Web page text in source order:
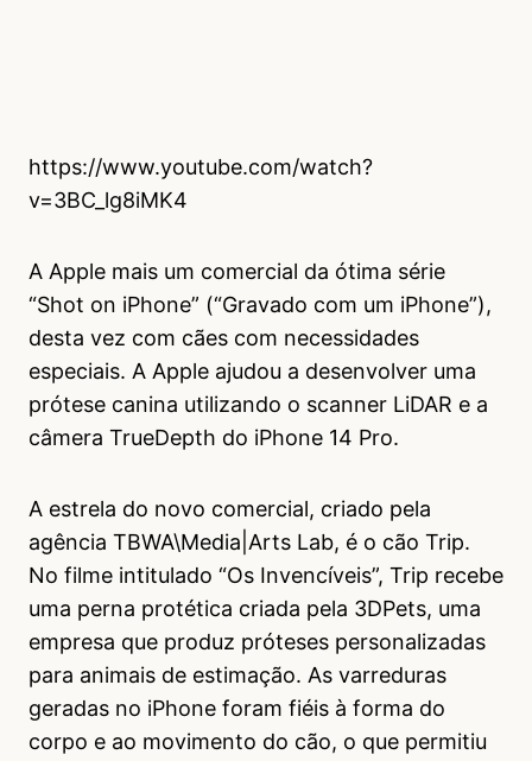
https://www.youtube.com/watch?
v=3BC_lg8iMK4
A Apple mais um comercial da ótima série
“Shot on iPhone” (“Gravado com um iPhone”),
desta vez com cães com necessidades
especiais. A Apple ajudou a desenvolver uma
prótese canina utilizando o scanner LiDAR e a
câmera TrueDepth do iPhone 14 Pro.
A estrela do novo comercial, criado pela
agência TBWA\Media|Arts Lab, é o cão Trip.
No filme intitulado “Os Invencíveis”, Trip recebe
uma perna protética criada pela 3DPets, uma
empresa que produz próteses personalizadas
para animais de estimação. As varreduras
geradas no iPhone foram fiéis à forma do
corpo e ao movimento do cão, o que permitiu